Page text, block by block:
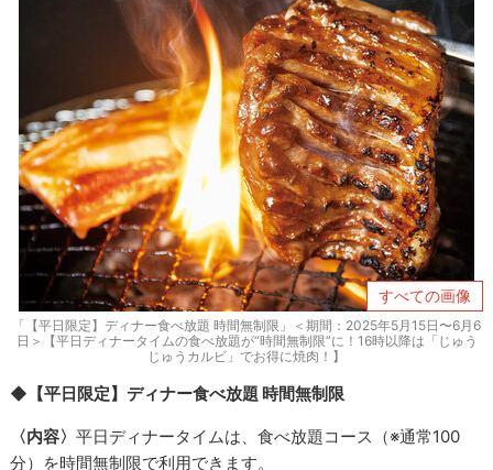
すべての画像
「【平日限定】ディナー食べ放題 時間無制限」＜期間：2025年5月15日〜6月6
日＞【平日ディナータイムの食べ放題が“時間無制限”に！16時以降は「じゅう
じゅうカルビ」でお得に焼肉！】
◆【平日限定】ディナー食べ放題 時間無制限
〈内容〉平日ディナータイムは、食べ放題コース（※通常100
分）を時間無制限で利用できます。